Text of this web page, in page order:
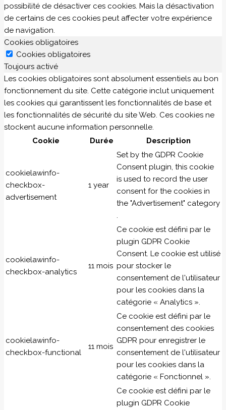
possibilité de désactiver ces cookies. Mais la désactivation
de certains de ces cookies peut affecter votre expérience
de navigation.
Cookies obligatoires
Cookies obligatoires
Toujours activé
Les cookies obligatoires sont absolument essentiels au bon
fonctionnement du site. Cette catégorie inclut uniquement
les cookies qui garantissent les fonctionnalités de base et
les fonctionnalités de sécurité du site Web. Ces cookies ne
stockent aucune information personnelle.
Cookie
Durée Description
cookielawinfo-
checkbox-
advertisement
1 year
Set by the GDPR Cookie
Consent plugin, this cookie
is used to record the user
consent for the cookies in
the "Advertisement" category
.
cookielawinfo-
checkbox-analytics
11 mois
Ce cookie est défini par le
plugin GDPR Cookie
Consent. Le cookie est utilisé
pour stocker le
consentement de l'utilisateur
pour les cookies dans la
catégorie « Analytics ».
cookielawinfo-
checkbox-functional
11 mois
Ce cookie est défini par le
consentement des cookies
GDPR pour enregistrer le
consentement de l'utilisateur
pour les cookies dans la
catégorie « Fonctionnel ».
Ce cookie est défini par le
plugin GDPR Cookie